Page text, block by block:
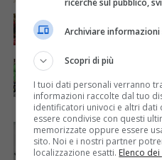
Parte oggi un
promosso da
ATTUALITÀ
Marcello
ricerche sul pubblico,
Archiviare
Scopri di più
I tuoi dati personali verranno
informazioni raccolte dal tuo
identificatori univoci e altri
essere condivise con questi
memorizzate oppure essere
sito. Noi e i nostri partner
localizzazione esatti. Elenco